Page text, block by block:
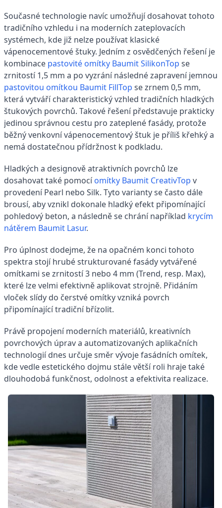
Současné technologie navíc umožňují dosahovat tohoto
tradičního vzhledu i na moderních zateplovacích
systémech, kde již nelze používat klasické
vápenocementové štuky. Jedním z osvědčených řešení je
kombinace pastovité omítky Baumit SilikonTop se
zrnitostí 1,5 mm a po vyzrání následné zapravení jemnou
pastovitou omítkou Baumit FillTop se zrnem 0,5 mm,
která vytváří charakteristický vzhled tradičních hladkých
štukových povrchů. Takové řešení představuje prakticky
jedinou správnou cestu pro zateplené fasády, protože
běžný venkovní vápenocementový štuk je příliš křehký a
nemá dostatečnou přídržnost k podkladu.
Hladkých a designově atraktivních povrchů lze
dosahovat také pomocíomítky Baumit CreativTop v
provedení Pearl nebo Silk. Tyto varianty se často dále
brousí, aby vznikl dokonale hladký efekt připomínající
pohledový beton, a následně se chrání například krycím
nátěrem Baumit Lasur.
Pro úplnost dodejme, že na opačném konci tohoto
spektra stojí hrubé strukturované fasády vytvářené
omítkami se zrnitostí 3 nebo 4 mm (Trend, resp. Max),
které lze velmi efektivně aplikovat strojně. Přidáním
vloček slídy do čerstvé omítky vzniká povrch
připomínající tradiční břízolit.
Právě propojení moderních materiálů, kreativních
povrchových úprav a automatizovaných aplikačních
technologií dnes určuje směr vývoje fasádních omítek,
kde vedle estetického dojmu stále větší roli hraje také
dlouhodobá funkčnost, odolnost a efektivita realizace.